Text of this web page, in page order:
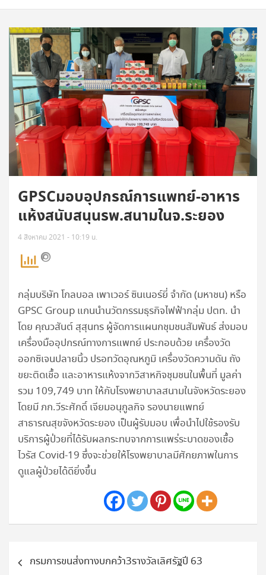
GPSCมอบอุปกรณ์การแพทย์-อาหาร
แห้งสนับสนุนรพ.สนามในจ.ระยอง
4 สิงหาคม 2021 - 10:19 น.
กลุ่มบริษัท โกลบอล เพาเวอร์ ซินเนอร์ยี่ จำกัด (มหาชน) หรือ
GPSC Group แกนนำนวัตกรรมธุรกิจไฟฟ้ากลุ่ม ปตท. นำ
โดย คุณวสันต์ สุสุนทร ผู้จัดการแผนกชุมชนสัมพันธ์ ส่งมอบ
เครื่องมืออุปกรณ์ทางการแพทย์ ประกอบด้วย เครื่องวัด
ออกซิเจนปลายนิ้ว ปรอทวัดอุณหภูมิ เครื่องวัดความดัน ถัง
ขยะติดเชื้อ และอาหารแห้งจากวิสาหกิจชุมชนในพื้นที่ มูลค่า
รวม 109,749 บาท ให้กับโรงพยาบาลสนามในจังหวัดระยอง
โดยมี ภก.วีระศักดิ์ เจียมอนุกูลกิจ รองนายแพทย์
สาธารณสุขจังหวัดระยอง เป็นผู้รับมอบ เพื่อนำไปใช้รองรับ
บริการผู้ป่วยที่ได้รับผลกระทบจากการแพร่ระบาดของเชื้อ
ไวรัส Covid-19 ซึ่งจะช่วยให้โรงพยาบาลมีศักยภาพในการ
ดูแลผู้ป่วยได้ดียิ่งขึ้น
เรื่องกรมการขนส่งทางบกคว้า3รางวัลเลิศรัฐปี 63